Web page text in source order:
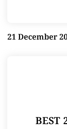
21 December
BEST